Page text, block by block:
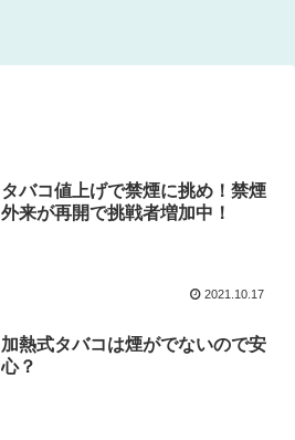
タバコ値上げで禁煙に挑め！禁煙
外来が再開で挑戦者増加中！
2021.10.17
加熱式タバコは煙がでないので安
心？